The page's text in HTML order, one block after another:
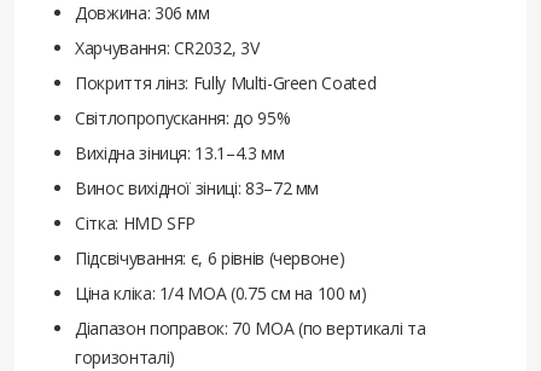
Довжина: 306 мм
Харчування: CR2032, 3V
Покриття лінз: Fully Multi-Green Coated
Світлопропускання: до 95%
Вихідна зіниця: 13.1–4.3 мм
Винос вихідної зіниці: 83–72 мм
Сітка: HMD SFP
Підсвічування: є, 6 рівнів (червоне)
Ціна кліка: 1/4 MOA (0.75 см на 100 м)
Діапазон поправок: 70 MOA (по вертикалі та
горизонталі)